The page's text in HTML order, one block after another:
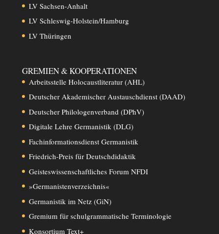
LV Sachsen-Anhalt
LV Schleswig-Holstein/Hamburg
LV Thüringen
GREMIEN & KOOPERATIONEN
Arbeitsstelle Holocaustliteratur (AHL)
Deutscher Akademischer Austauschdienst (DAAD)
Deutscher Philologenverband (DPhV)
Digitale Lehre Germanistik (DLG)
Fachinformationsdienst Germanistik
Friedrich-Preis für Deutschdidaktik
Geisteswissenschaftliches Forum NFDI
»Germanistenverzeichnis«
Germanistik im Netz (GiN)
Gremium für schulgrammatische Terminologie
Konsortium Text+